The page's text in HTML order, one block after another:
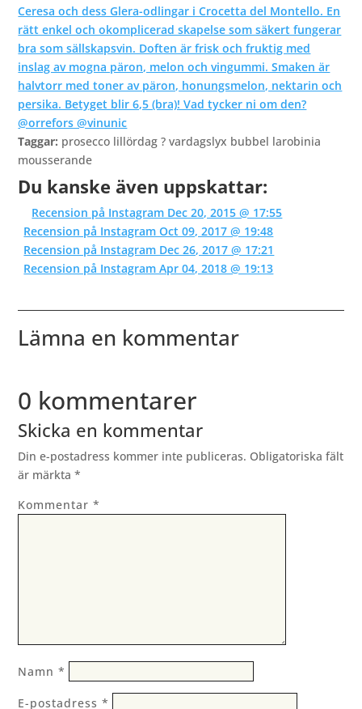
Taggar: prosecco lillördag ? vardagslyx bubbel larobinia
mousserande
Du kanske även uppskattar:
Recension på Instagram Dec 20, 2015 @ 17:55
Recension på Instagram Oct 09, 2017 @ 19:48
Recension på Instagram Dec 26, 2017 @ 17:21
Recension på Instagram Apr 04, 2018 @ 19:13
Lämna en kommentar
0 kommentarer
Skicka en kommentar
Din e-postadress kommer inte publiceras. Obligatoriska fält
är märkta*
Kommentar*
Namn*
E-postadress*